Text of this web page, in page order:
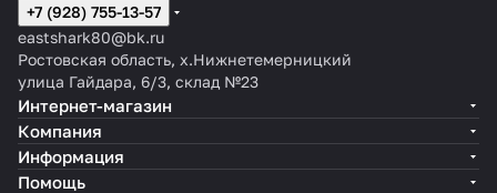
+7 (928) 755-13-57
eastshark80@bk.ru
Ростовская область, х.Нижнетемерницкий
улица Гайдара, 6/3, склад №23
Интернет-магазин
Компания
Информация
Помощь